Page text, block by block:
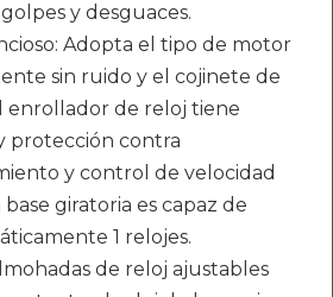
y desguaces.
Adopta el tipo de motor
sin ruido y el cojinete de
enrollador de reloj tiene
protección contra
y control de velocidad
giratoria es capaz de
1 relojes.
de reloj ajustables